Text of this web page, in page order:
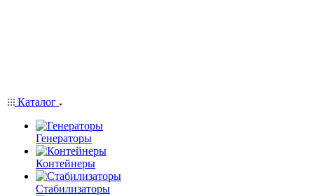
Каталог
Генераторы
Контейнеры
Стабилизаторы